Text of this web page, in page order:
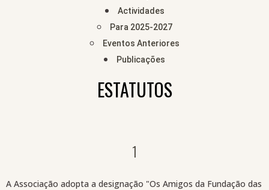
Actividades
Para 2025-2027
Eventos Anteriores
Publicações
ESTATUTOS​
1
A Associação adopta a designação "Os Amigos da Fundação das